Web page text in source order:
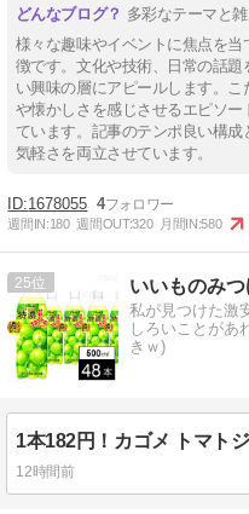
多彩なテーマと
様々な趣味やイベントに焦点を
徴です。文化や技術、日常の話
い興味の層にアピールします。
や懐かしさを感じさせるエピソ
ています。記事のテンポ良い構
気軽さを両立させています。
1678055 4
週間IN:180 週間OUT:320 月間IN:580
25 いいものみ
私が見つけた激
しろいことがあ
きｗ)
12時間前